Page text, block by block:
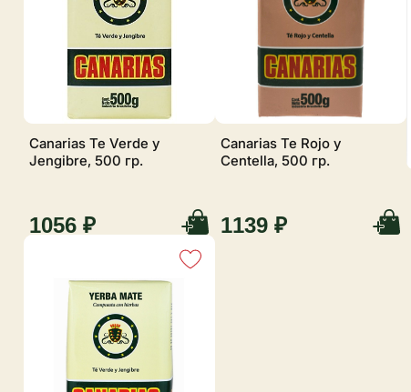
Canarias Te Verde y
Jengibre, 500 гр.
1056 ₽
Canarias Te Rojo y
Centella, 500 гр.
1139 ₽